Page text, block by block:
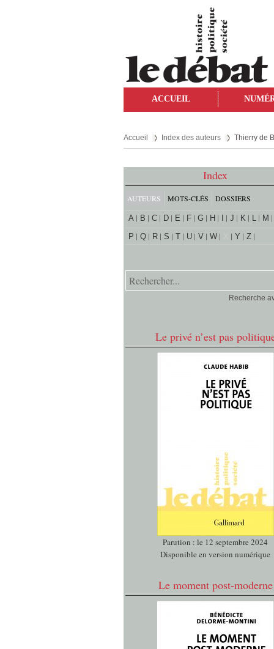
ACCUEIL
Accueil Index des auteurs Thierry de
Index
AUTEURS MOTS-CLÉS DOSSIERS
A B C D E F G H J K L M
P
Q R S T U V W Y Z
Recherche
Le privé n’est pas
Parution : le 12 septembre 2024
Disponible en version numérique
Le moment post-moderne